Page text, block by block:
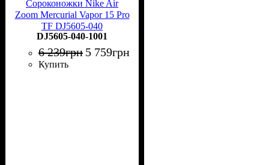
Сороконожки Nike Air
Zoom Mercurial Vapor 15 Pro
TF DJ5605-040
DJ5605-040-1001
6 239грн 5 759грн
Купить